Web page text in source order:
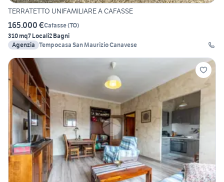
TERRATETTO UNIFAMILIARE A CAFASSE
165.000 €Cafasse(TO)
310 mq7 Locali2 Bagni
Agenzia Tempocasa San Maurizio Canavese